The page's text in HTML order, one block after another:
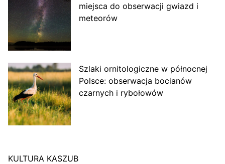
miejsca do obserwacji gwiazd i
meteorów
Szlaki ornitologiczne w północnej
Polsce: obserwacja bocianów
czarnych i rybołowów
KULTURA KASZUB